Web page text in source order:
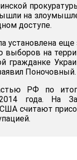
на
доступе.
​​еще
выборов на
гражданке
Поночовный.
РФ по
года. На
считают